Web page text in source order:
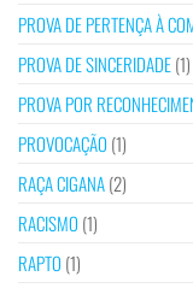
PROVA DE PERTENÇA À
PROVA DE SINCERIDADE(1)
PROVA POR
PROVOCAÇÃO (1)
RAÇA CIGANA(2)
RACISMO (1)
RAPTO (1)